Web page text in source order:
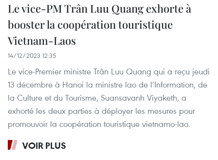
Le vice-PM Trân Luu Quang exhorte à
booster la coopération touristique
Vietnam-Laos
14/12/2023 12:35
Le vice-Premier ministre Trân Luu Quang qui a reçu jeudi
13 décembre à Hanoi la ministre lao de l’Information, de
la Culture et du Tourisme, Suansavanh Viyaketh, a
exhorté les deux parties à déployer les mesures pour
promouvoir la coopération touristique vietnamo-lao.
VOIR PLUS